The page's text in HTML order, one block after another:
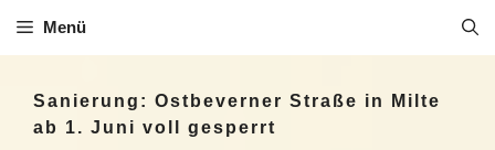
Inhalt
Menü
Sanierung: Ostbeverner Straße in Milte
ab 1. Juni voll gesperrt